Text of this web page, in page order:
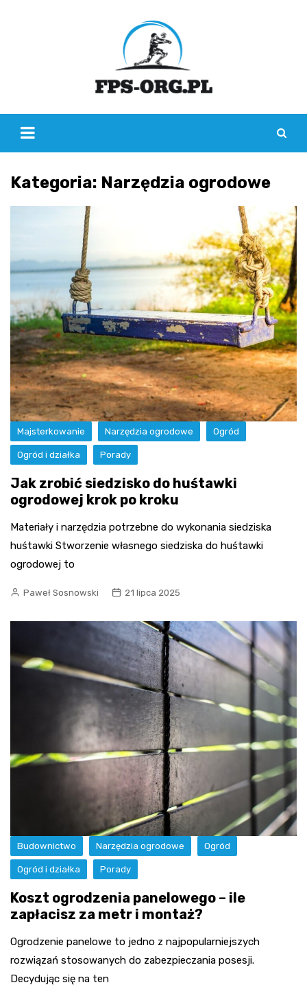
Kategoria: Narzędzia ogrodowe
Majsterkowanie Narzędzia ogrodowe Ogród
Ogród i działka Porady
Jak zrobić siedzisko do huśtawki
ogrodowej krok po kroku
Materiały i narzędzia potrzebne do wykonania siedziska
huśtawki Stworzenie własnego siedziska do huśtawki
ogrodowej to
Paweł Sosnowski 21 lipca 2025
Budownictwo Narzędzia ogrodowe Ogród
Ogród i działka Porady
Koszt ogrodzenia panelowego – ile
zapłacisz za metr i montaż?
Ogrodzenie panelowe to jedno z najpopularniejszych
rozwiązań stosowanych do zabezpieczania posesji.
Decydując się na ten